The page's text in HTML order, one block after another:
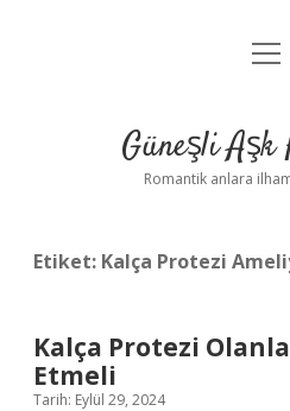
Yasal
Güneşli Aşk
Romantik anlara
Etiket: Kalça Protezi
Kalça Protezi
Etmeli
Tarih: Eylül 29, 2024